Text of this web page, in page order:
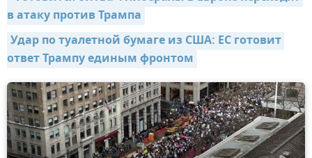
в атаку против Трампа
Удар по туалетной бумаге из США: ЕС готовит
ответ Трампу единым фронтом